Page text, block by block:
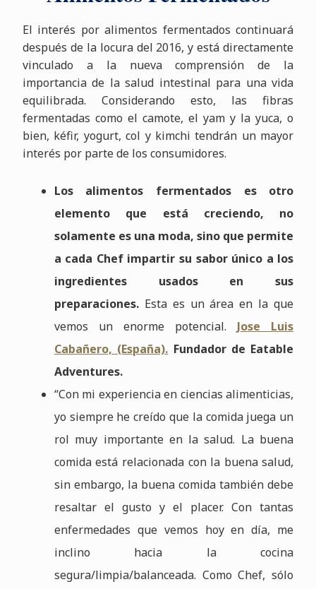
El interés por alimentos fermentados continuará
después de la locura del 2016, y está directamente
vinculado a la nueva comprensión de la
importancia de la salud intestinal para una vida
equilibrada. Considerando esto, las fibras
fermentadas como el camote, el yam y la yuca, o
bien, kéfir, yogurt, col y kimchi tendrán un mayor
interés por parte de los consumidores.
Los alimentos fermentados es otro
elemento que está creciendo, no
solamente es una moda, sino que permite
a cada Chef impartir su sabor único a los
ingredientes usados en sus
preparaciones.Esta es un área en la que
vemos un enorme potencial. Jose Luis
Cabañero, (España). Fundador de Eatable
Adventures.
“Con mi experiencia en ciencias alimenticias,
yo siempre he creído que la comida juega un
rol muy importante en la salud. La buena
comida está relacionada con la buena salud,
sin embargo, la buena comida también debe
resaltar el gusto y el placer. Con tantas
enfermedades que vemos hoy en día, me
inclino hacia la cocina
segura/limpia/balanceada. Como Chef, sólo